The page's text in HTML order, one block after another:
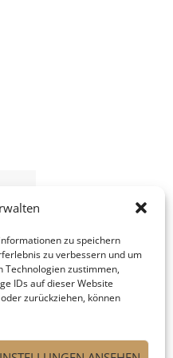
zu speichern
zu verbessern und um
Technologien zustimmen,
IDs auf dieser Website
zurückziehen, können